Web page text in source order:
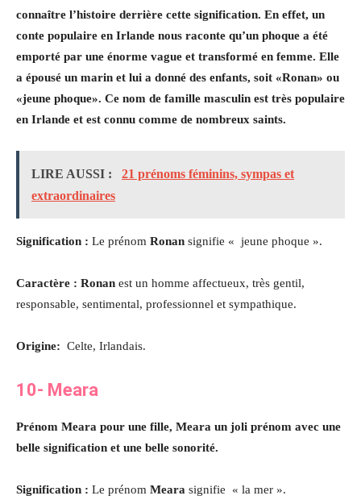
connaître l’histoire derrière cette signification. En effet, un
conte populaire en Irlande nous raconte qu’un phoque a été
emporté par une énorme vague et transformé en femme. Elle
a épousé un marin et lui a donné des enfants, soit «Ronan» ou
«jeune phoque». Ce nom de famille masculin est très populaire
en Irlande et est connu comme de nombreux saints.
LIRE AUSSI :
21 prénoms féminins, sympas et
extraordinaires
Signification : Le prénom Ronan signifie « jeune phoque ».
Caractère : Ronan est un homme affectueux, très gentil,
responsable, sentimental, professionnel et sympathique.
Origine: Celte, Irlandais.
10- Meara
Prénom Meara pour une fille, Meara un joli prénom avec une
belle signification et une belle sonorité.
Signification : Le prénom Meara signifie « la mer ».